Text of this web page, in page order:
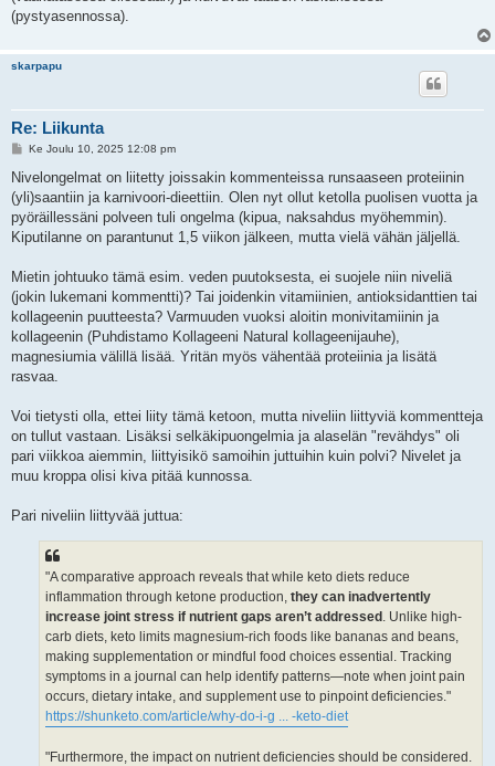
(pystyasennossa).
skarpapu
Re: Liikunta
V
e
t
i
Ke Joulu 10, 2025 12:08 pm
Nivelongelmat on liitetty joissakin kommenteissa runsaaseen proteiinin
(yli)saantiin ja karnivoori-dieettiin. Olen nyt ollut ketolla puolisen vuotta ja
pyöräillessäni polveen tuli ongelma (kipua, naksahdus myöhemmin).
Kiputilanne on parantunut 1,5 viikon jälkeen, mutta vielä vähän jäljellä.
Mietin johtuuko tämä esim. veden puutoksesta, ei suojele niin niveliä
(jokin lukemani kommentti)? Tai joidenkin vitamiinien, antioksidanttien tai
kollageenin puutteesta? Varmuuden vuoksi aloitin monivitamiinin ja
kollageenin (Puhdistamo Kollageeni Natural kollageenijauhe),
magnesiumia välillä lisää. Yritän myös vähentää proteiinia ja lisätä
rasvaa.
Voi tietysti olla, ettei liity tämä ketoon, mutta niveliin liittyviä kommentteja
on tullut vastaan. Lisäksi selkäkipuongelmia ja alaselän "revähdys" oli
pari viikkoa aiemmin, liittyisikö samoihin juttuihin kuin polvi? Nivelet ja
muu kroppa olisi kiva pitää kunnossa.
Pari niveliin liittyvää juttua:
"A comparative approach reveals that while keto diets reduce
inflammation through ketone production, they can inadvertently
increase joint stress if nutrient gaps aren’t addressed . Unlike high-
carb diets, keto limits magnesium-rich foods like bananas and beans,
making supplementation or mindful food choices essential. Tracking
symptoms in a journal can help identify patterns—note when joint pain
occurs, dietary intake, and supplement use to pinpoint deficiencies."
https://shunketo.com/article/why-do-i-g ... -keto-diet
"Furthermore, the impact on nutrient deficiencies should be considered.